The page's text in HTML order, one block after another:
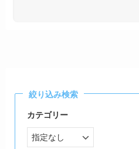
絞り込み検索
カテゴリー